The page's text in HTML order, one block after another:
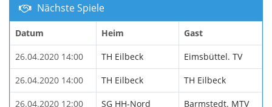
Nächste Spiele
Datum Heim Gast
26.04.2020 14:00 TH Eilbeck Eimsbüttel. TV
26.04.2020 14:00 TH Eilbeck TH Eilbeck
26.04.2020 12:00 SG HH-Nord Barmstedt. MTV